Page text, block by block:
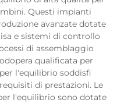
Questi impianti
avanzate dotate
e sistemi di controllo
di assemblaggio
qualificata per
l'equilibrio soddisfi
di prestazioni. Le
l'equilibrio sono dotate